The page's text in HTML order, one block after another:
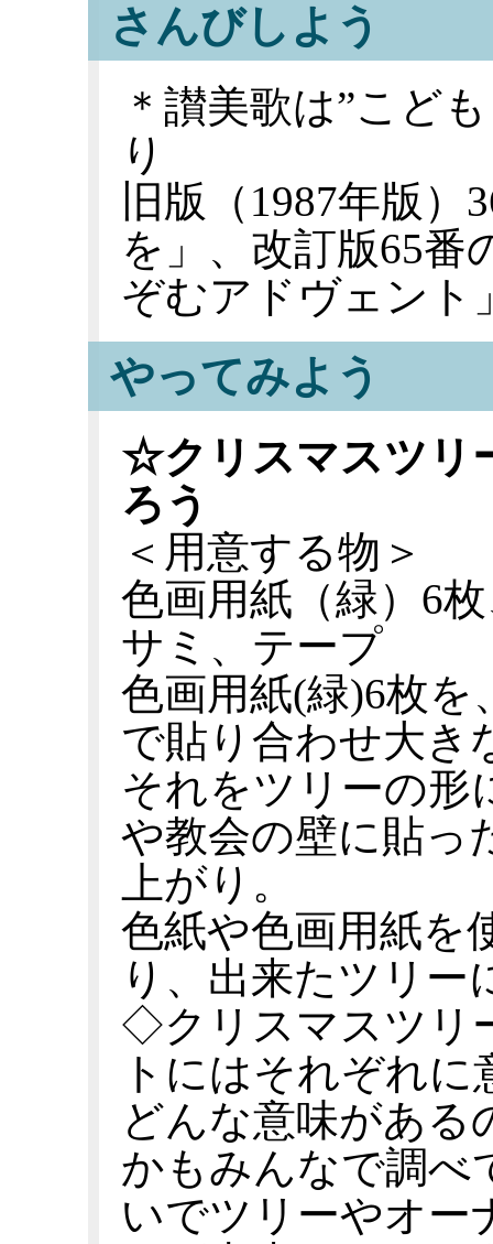
さんびしよう
＊讃美歌は”こど
り
旧版（1987年版
を」、改訂版65番
ぞむアドヴェント
やってみよう
☆クリスマスツリ
ろう
＜用意する物＞
色画用紙（緑）6
サミ、テープ
色画用紙(緑)6枚を
で貼り合わせ大き
それをツリーの形
や教会の壁に貼っ
上がり。
色紙や色画用紙を
り、出来たツリー
◇クリスマスツリ
トにはそれぞれ
どんな意味がある
かもみんなで調べ
いでツリーやオー